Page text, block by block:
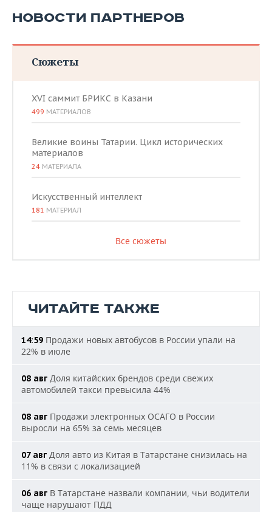
НОВОСТИ ПАРТНЕРОВ
Сюжеты
XVI саммит БРИКС в Казани
499 МАТЕРИАЛОВ
Великие воины Татарии. Цикл исторических
материалов
24 МАТЕРИАЛА
Искусственный интеллект
181 МАТЕРИАЛ
Все сюжеты
ЧИТАЙТЕ ТАКЖЕ
14:59 Продажи новых автобусов в России упали на
22% в июле
08 авг Доля китайских брендов среди свежих
автомобилей такси превысила 44%
08 авг Продажи электронных ОСАГО в России
выросли на 65% за семь месяцев
07 авг Доля авто из Китая в Татарстане снизилась на
11% в связи с локализацией
06 авг В Татарстане назвали компании, чьи водители
чаще нарушают ПДД